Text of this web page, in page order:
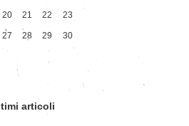
20 21 22 23
27 28 29 30
articoli